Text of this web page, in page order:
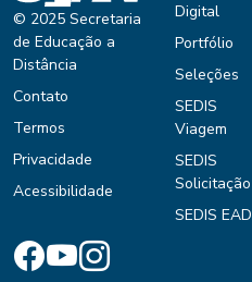
© 2025 Secretaria
de Educação a
Distância
Contato
Termos
Privacidade
Acessibilidade
Digital
Portfólio
Seleções
SEDIS
Viagem
SEDIS
Solicitação
SEDIS EAD